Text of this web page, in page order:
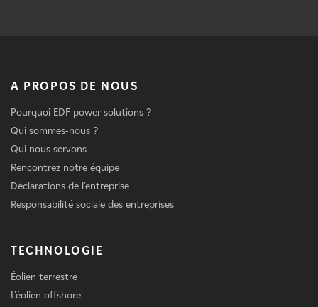
A PROPOS DE NOUS
Pourquoi EDF power solutions ?
Qui sommes-nous ?
Qui nous servons
Rencontrez notre équipe
Déclarations de l'entreprise
Responsabilité sociale des entreprises
TECHNOLOGIE
Éolien terrestre
L'éolien offshore